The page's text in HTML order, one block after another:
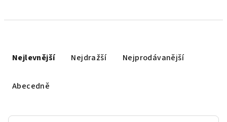
Nejlevnější Nejdražší Nejprodávanější
Abecedně